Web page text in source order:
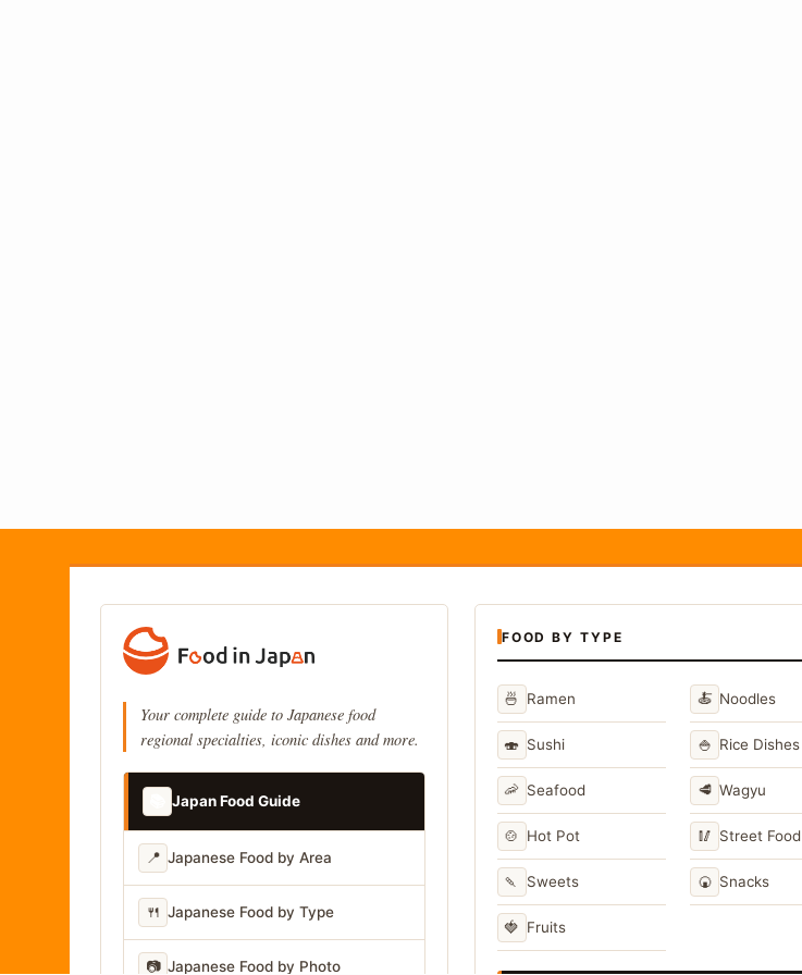
Your complete guide to Japanese food
regional specialties, iconic dishes and more.
Japan Food Guide
📍 Japanese Food by Area
🍴 Japanese Food by Type
📷 Japanese Food by Photo
FOOD BY TYPE
🍜 Ramen 🍝 Noodles
🍣 Sushi 🍚 Rice Dishes
🦐 Seafood 🥩 Wagyu
🍲 Hot Pot 🥢 Street Food
🍡 Sweets 🍘 Snacks
🍓 Fruits